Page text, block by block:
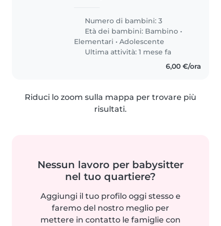
Numero di bambini: 3
Età dei bambini: Bambino •
Elementari •Adolescente
Ultima attività: 1 mese fa
6,00 €/ora
Riduci lo zoom sulla mappa per trovare più
risultati.
Nessun lavoro per babysitter
nel tuo quartiere?
Aggiungi il tuo profilo oggi stesso e
faremo del nostro meglio per
mettere in contatto le famiglie con